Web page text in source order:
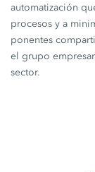
automatización
procesos y a
ponentes
el grupo
sector.